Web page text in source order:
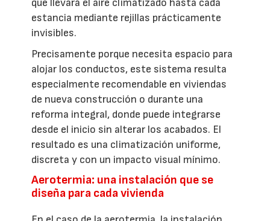
que llevará el aire climatizado hasta cada
estancia mediante rejillas prácticamente
invisibles.
Precisamente porque necesita espacio para
alojar los conductos, este sistema resulta
especialmente recomendable en viviendas
de nueva construcción o durante una
reforma integral, donde puede integrarse
desde el inicio sin alterar los acabados. El
resultado es una climatización uniforme,
discreta y con un impacto visual mínimo.
Aerotermia: una instalación que se
diseña para cada vivienda